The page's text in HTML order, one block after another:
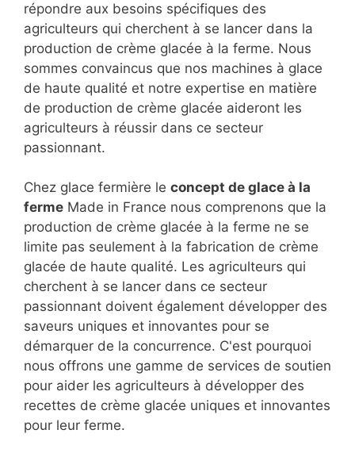
répondre aux besoins spécifiques des
agriculteurs qui cherchent à se lancer dans la
production de crème glacée à la ferme. Nous
sommes convaincus que nos machines à glace
de haute qualité et notre expertise en matière
de production de crème glacée aideront les
agriculteurs à réussir dans ce secteur
passionnant.
Chez glace fermière le concept de glace à la
ferme Made in France nous comprenons que la
production de crème glacée à la ferme ne se
limite pas seulement à la fabrication de crème
glacée de haute qualité. Les agriculteurs qui
cherchent à se lancer dans ce secteur
passionnant doivent également développer des
saveurs uniques et innovantes pour se
démarquer de la concurrence. C'est pourquoi
nous offrons une gamme de services de soutien
pour aider les agriculteurs à développer des
recettes de crème glacée uniques et innovantes
pour leur ferme.